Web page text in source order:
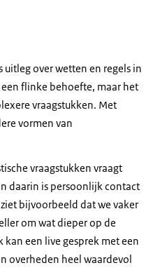
uitleg over wetten en regels in
flinke behoefte, maar het
vraagstukken. Met
vormen van
vraagstukken vraagt
daarin is persoonlijk contact
bijvoorbeeld dat we vaker
om wat dieper op de
een live gesprek met een
overheden heel waardevol